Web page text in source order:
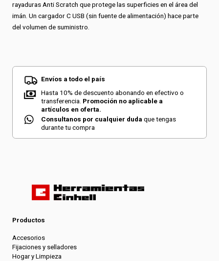
rayaduras Anti Scratch que protege las superficies en el área del
imán. Un cargador C USB (sin fuente de alimentación) hace parte
del volumen de suministro.
Envíos a todo el país
Hasta 10% de descuento abonando en efectivo o
transferencia. Promoción no aplicable a
artículos en oferta.
Consultanos por cualquier duda que tengas
durante tu compra
Productos
Accesorios
Fijaciones y selladores
Hogar y Limpieza